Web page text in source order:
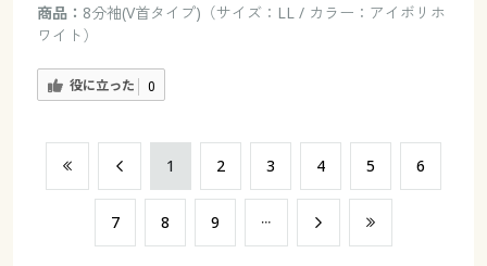
商品： 8分袖(V首タイプ)（サイズ：LL / カラー：アイボリホ
ワイト）
役に立った 0
​1 ​2 ​3 ​4 ​5 ​6
​7 ​8 ​9